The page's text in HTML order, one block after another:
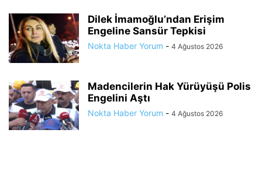
Dilek İmamoğlu’ndan Erişim
Engeline Sansür Tepkisi
Nokta Haber Yorum - 4 Ağustos 2026
Madencilerin Hak Yürüyüşü Polis
Engelini Aştı
Nokta Haber Yorum - 4 Ağustos 2026